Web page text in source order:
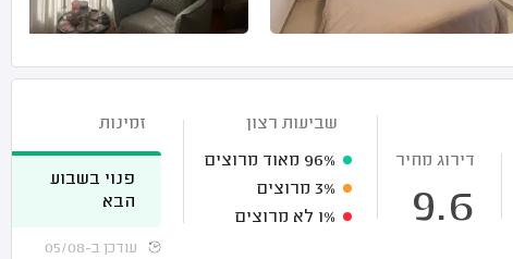
דירוג מחיר
9.6
שביעות רצון
96% מאוד מרוצים
3% מרוצים
1% לא מרוצים
זמינות
פנוי בשבוע
הבא
עודכן ב-05/08